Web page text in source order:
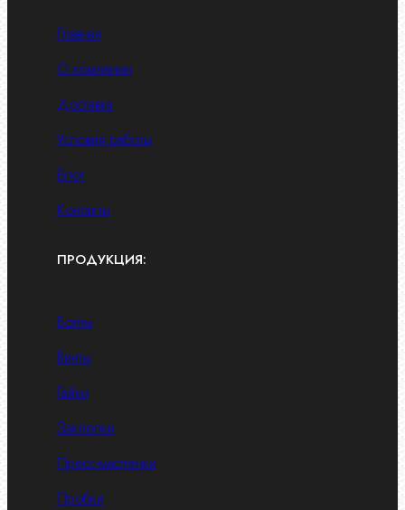
Главная
О компании
Доставка
Условия работы
Блог
Контакты
ПРОДУКЦИЯ:
Болты
Винты
Гайки
Заклепки
Пресс-масленки
Пробки